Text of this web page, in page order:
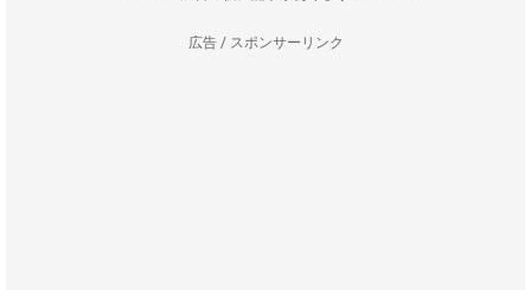
広告 / スポンサーリンク